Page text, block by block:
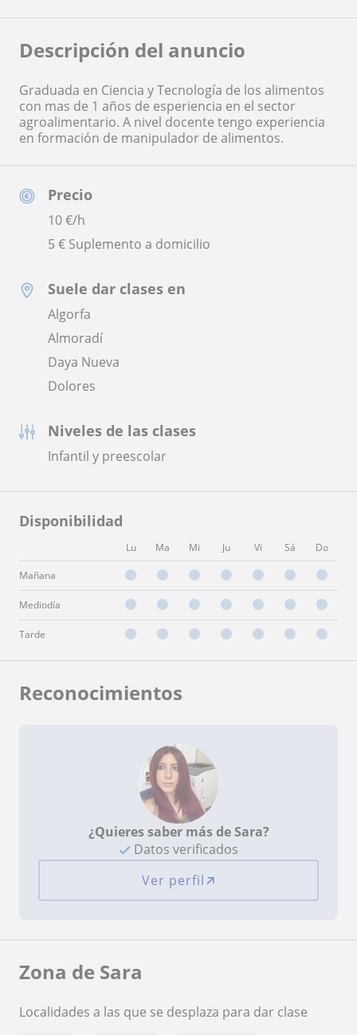
Precio
10€/h
5 € Suplemento a domicilio
Suele dar clases en
Algorfa
Almoradí
Daya Nueva
Dolores
Niveles de las clases
Infantil y preescolar
Disponibilidad
Lu Ma Mi Ju Vi Sá Do
Mañana
Mediodía
Tarde
Descripción del anuncio
Graduada en Ciencia y Tecnología de los alimentos
con mas de 1 años de esperiencia en el sector
agroalimentario. A nivel docente tengo experiencia
en formación de manipulador de alimentos.
Reconocimientos
¿Quieres saber más de Sara?
Datos verificados
Ver perfil
Zona de Sara
Localidades a las que se desplaza para dar clase